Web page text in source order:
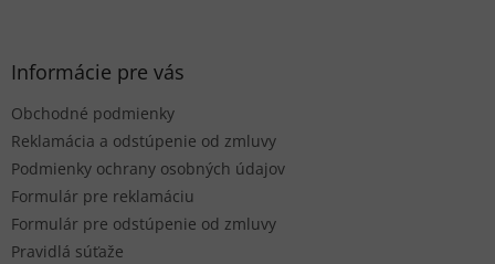
Informácie pre vás
Obchodné podmienky
Reklamácia a odstúpenie od zmluvy
Podmienky ochrany osobných údajov
Formulár pre reklamáciu
Formulár pre odstúpenie od zmluvy
Pravidlá súťaže